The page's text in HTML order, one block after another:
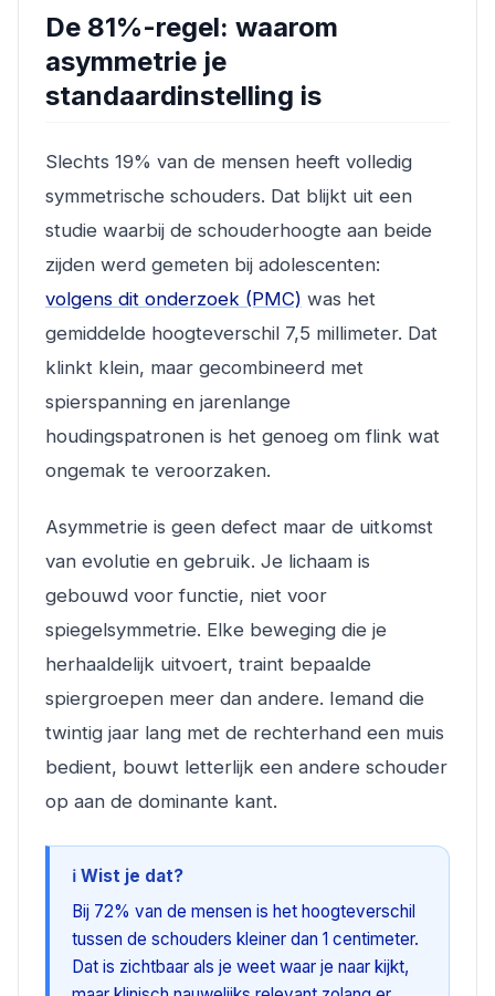
De 81%-regel: waarom
asymmetrie je
standaardinstelling is
Slechts 19% van de mensen heeft volledig
symmetrische schouders. Dat blijkt uit een
studie waarbij de schouderhoogte aan beide
zijden werd gemeten bij adolescenten:
volgens dit onderzoek (PMC) was het
gemiddelde hoogteverschil 7,5 millimeter. Dat
klinkt klein, maar gecombineerd met
spierspanning en jarenlange
houdingspatronen is het genoeg om flink wat
ongemak te veroorzaken.
Asymmetrie is geen defect maar de uitkomst
van evolutie en gebruik. Je lichaam is
gebouwd voor functie, niet voor
spiegelsymmetrie. Elke beweging die je
herhaaldelijk uitvoert, traint bepaalde
spiergroepen meer dan andere. Iemand die
twintig jaar lang met de rechterhand een muis
bedient, bouwt letterlijk een andere schouder
op aan de dominante kant.
ℹ️ Wist je dat?
Bij 72% van de mensen is het hoogteverschil
tussen de schouders kleiner dan 1 centimeter.
Dat is zichtbaar als je weet waar je naar kijkt,